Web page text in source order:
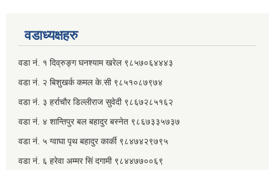
वडाध्यक्षहरु
वडा नं. १ दिव्रुङ्ग घनश्याम खरेल ९८५७०६४४४३
वडा नं. २ ‌‍बिशुखर्क कमल के.सी ९८५१०८७९७४
वडा नं. ३ हर्राचौर डिल्लीराज सुवेदी ९८६७२८५१६२
वडा नं. ४ शान्तिपुर बल बहादुर बस्नेत​ ९८६७३३५७३७
वडा नं. ५ ग्वाघा पृथ बहादुर कार्की ९८४७४२९७९५
वडा नं. ६ हरेवा अम्मर सिं दगामी​ ९८४४७७००६९